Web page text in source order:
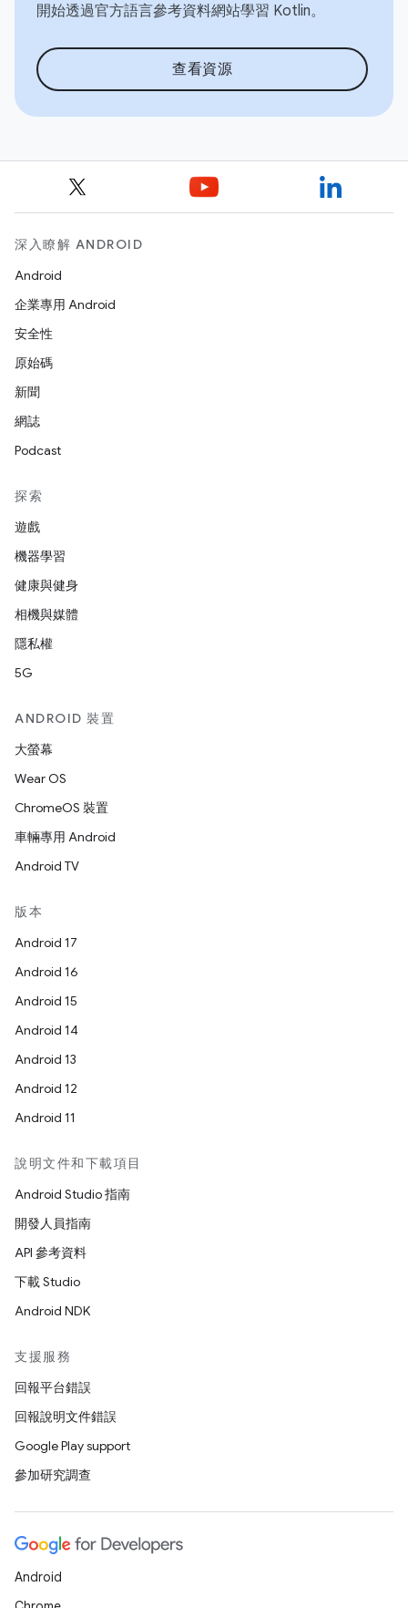
開始透過官方語言參考資料網站學習 Kotlin。
查看資源
深入瞭解 ANDROID
Android
企業專用 Android
安全性
原始碼
新聞
網誌
Podcast
探索
遊戲
機器學習
健康與健身
相機與媒體
隱私權
5G
ANDROID 裝置
大螢幕
Wear OS
ChromeOS 裝置
車輛專用 Android
Android TV
版本
Android 17
Android 16
Android 15
Android 14
Android 13
Android 12
Android 11
說明文件和下載項目
Android Studio 指南
開發人員指南
API 參考資料
下載 Studio
Android NDK
支援服務
回報平台錯誤
回報說明文件錯誤
Google Play support
參加研究調查
Android